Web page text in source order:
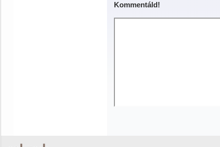
Kommentáld!